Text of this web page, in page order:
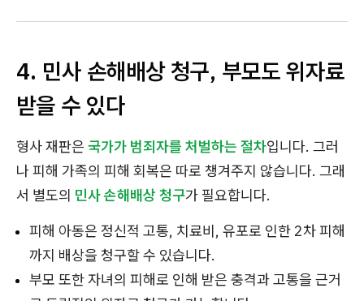
4. 민사 손해배상 청구, 부모도 위자료
받을 수 있다
형사 재판은 국가가 범죄자를 처벌하는 절차입니다. 그러
나 피해 가족의 피해 회복은 따로 챙겨주지 않습니다. 그래
서 별도의 민사 손해배상 청구가 필요합니다.
피해 아동은 정신적 고통, 치료비, 유포로 인한 2차 피해
까지 배상을 청구할 수 있습니다.
부모 또한 자녀의 피해로 인해 받은 충격과 고통을 근거